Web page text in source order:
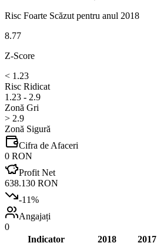
Risc Foarte Scăzut pentru anul 2018
8.77
Z-Score
< 1.23
Risc Ridicat
1.23 - 2.9
Zonă Gri
> 2.9
Zonă Sigură
Cifra de Afaceri
0 RON
Profit Net
638.130 RON
-11%
Angajați
0
Indicator
2018 2017